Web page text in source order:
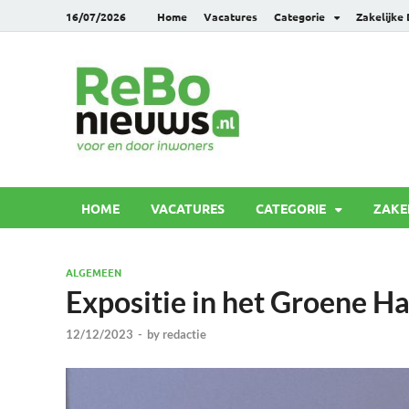
16/07/2026 Home Vacatures Categorie Zakelijke
HOME VACATURES CATEGORIE
ALGEMEEN
Expositie in het Groene
12/12/2023 - by redactie